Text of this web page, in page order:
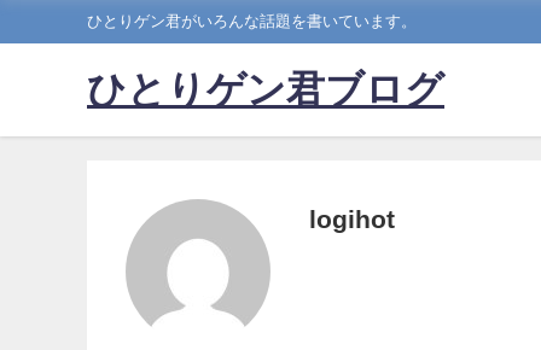
ひとりゲン君がいろんな話題を書いています。
ひとりゲン君ブログ
logihot